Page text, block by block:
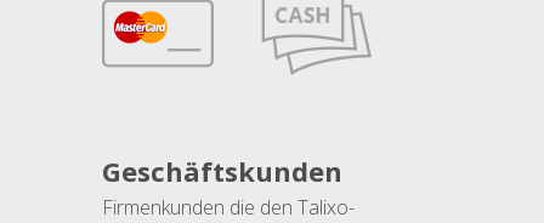
Geschäftskunden
Firmenkunden die den Talixo-